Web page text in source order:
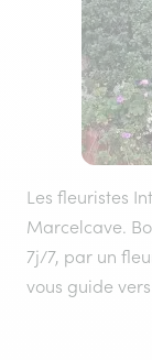
Les fleuristes
Marcelcave.
7j/7, par un
vous guide